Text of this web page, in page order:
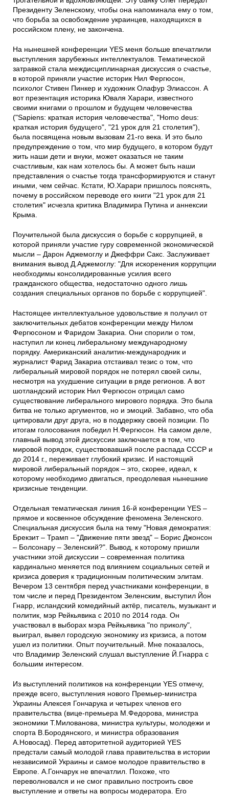
Президенту Зеленскому, чтобы она напоминала ему о том,
что борьба за освобождение украинцев, находящихся в
российском плену, не закончена.
На нынешней конференции YES меня больше впечатлили
выступления зарубежных интеллектуалов. Тематической
затравкой стала междисциплинарная дискуссия о счастье,
в которой приняли участие историк Нил Фергюсон,
психолог Стивен Пинкер и художник Олафур Элиассон. А
вот презентация историка Юваля Харари, известного
своими книгами о прошлом и будущем человечества
("Sapiens: краткая история человечества", "Homo deus:
краткая история будущего", "21 урок для 21 столетия"),
была посвящена новым вызовам 21-го века. И это было
предупреждение о том, что мир будущего, в котором будут
жить наши дети и внуки, может оказаться не таким
счастливым, как нам хотелось бы. А может быть наши
представления о счастье тогда трансформируются и станут
иными, чем сейчас. Кстати, Ю.Харари пришлось пояснять,
почему в российском переводе его книги "21 урок для 21
столетия" исчезла критика Владимира Путина и аннексии
Крыма.
Поучительной была дискуссия о борьбе с коррупцией, в
которой приняли участие гуру современной экономической
мысли – Дарон Аджемоглу и Джеффри Сакс. Заслуживает
внимания вывод Д.Аджемоглу: "Для искоренения коррупции
необходимы консолидированные усилия всего
гражданского общества, недостаточно одного лишь
создания специальных органов по борьбе с коррупцией".
Настоящее интеллектуальное удовольствие я получил от
заключительных дебатов конференции между Нилом
Фергюсоном и Фаридом Закариа. Они спорили о том,
наступил ли конец либеральному международному
порядку. Американский аналитик-международник и
журналист Фарид Закариа отстаивал тезис о том, что
либеральный мировой порядок не потерял своей силы,
несмотря на ухудшение ситуации в ряде регионов. А вот
шотландский историк Нил Фергюсон отрицал само
существование либерального мирового порядка. Это была
битва не только аргументов, но и эмоций. Забавно, что оба
цитировали друг друга, но в поддержку своей позиции. По
итогам голосования победил Н.Фергюсон. На самом деле,
главный вывод этой дискуссии заключается в том, что
мировой порядок, существовавший после распада СССР и
до 2014 г., переживает глубокий кризис. И настоящий
мировой либеральный порядок – это, скорее, идеал, к
которому необходимо двигаться, преодолевая нынешние
кризисные тенденции.
Отдельная тематическая линия 16-й конференции YES –
прямое и косвенное обсуждение феномена Зеленского.
Специальная дискуссия была на тему "Новая демократия:
Брекзит – Трамп – "Движение пяти звезд" – Борис Джонсон
– Болсонару – Зеленский?". Вывод, к которому пришли
участники этой дискуссии – современная политика
кардинально меняется под влиянием социальных сетей и
кризиса доверия к традиционным политическим элитам.
Вечером 13 сентября перед участниками конференции, в
том числе и перед Президентом Зеленским, выступил Йон
Гнарр, исландский комедийный актёр, писатель, музыкант и
политик, мэр Рейкьявика с 2010 по 2014 года. Он
участвовал в выборах мэра Рейкьявика "по приколу",
выиграл, вывел городскую экономику из кризиса, а потом
ушел из политики. Опыт поучительный. Мне показалось,
что Владимир Зеленский слушал выступление Й.Гнарра с
большим интересом.
Из выступлений политиков на конференции YES отмечу,
прежде всего, выступления нового Премьер-министра
Украины Алексея Гончарука и четырех членов его
правительства (вице-премьера М.Федорова, министра
экономики Т.Милованова, министра культуры, молодежи и
спорта В.Бородянского, и министра образования
А.Новосад). Перед авторитетной аудиторией YES
предстали самый молодой глава правительства в истории
независимой Украины и самое молодое правительство в
Европе. А.Гончарук не впечатлил. Похоже, что
переволновался и не смог правильно построить свое
выступление и ответы на вопросы модератора. Его